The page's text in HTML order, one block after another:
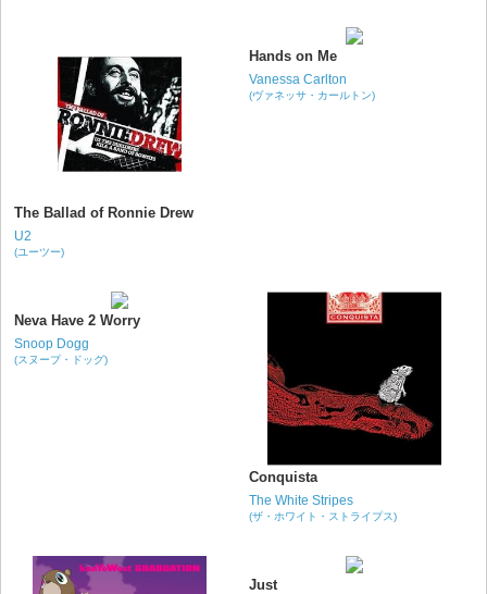
The Ballad of Ronnie Drew
U2
(ユーツー)
Hands on Me
Vanessa Carlton
(ヴァネッサ・カールトン)
Neva Have 2 Worry
Snoop Dogg
(スヌープ・ドッグ)
Conquista
The White Stripes
(ザ・ホワイト・ストライプス)
Just